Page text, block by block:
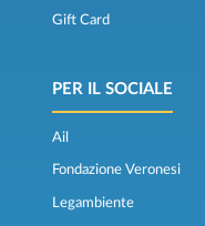
Gift Card
PER IL SOCIALE
Ail
Fondazione Veronesi
Legambiente